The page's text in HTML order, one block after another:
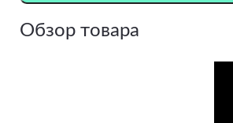
Обзор товара